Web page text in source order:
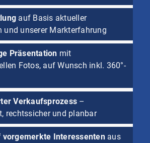
auf Basis aktueller
und unserer Markterfahrung
Präsentation mit
Fotos, auf Wunsch inkl. 360°-
Verkaufsprozess –
rechtssicher und planbar
Interessentenaus